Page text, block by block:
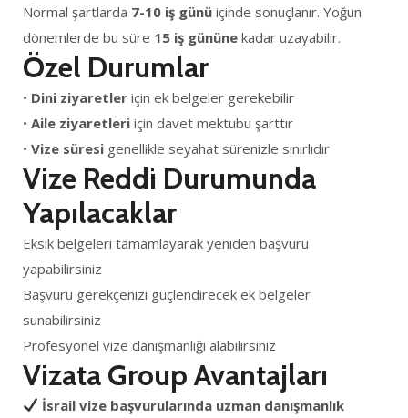
Normal şartlarda 7-10 iş günü içinde sonuçlanır. Yoğun
dönemlerde bu süre 15 iş gününe kadar uzayabilir.
Özel Durumlar
• Dini ziyaretler için ek belgeler gerekebilir
• Aile ziyaretleri için davet mektubu şarttır
• Vize süresi genellikle seyahat sürenizle sınırlıdır
Vize Reddi Durumunda
Yapılacaklar
Eksik belgeleri tamamlayarak yeniden başvuru
yapabilirsiniz
Başvuru gerekçenizi güçlendirecek ek belgeler
sunabilirsiniz
Profesyonel vize danışmanlığı alabilirsiniz
Vizata Group Avantajları
İsrail vize başvurularında uzman danışmanlık